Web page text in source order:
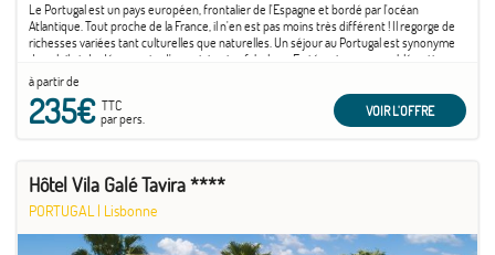
Le Portugal est un pays européen, frontalier de l'Espagne et bordé par l'océan
Atlantique. Tout proche de la France, il n'en est pas moins très différent ! Il regorge de
richesses variées tant culturelles que naturelles. Un séjour au Portugal est synonyme
de soleil et de découverte d'un patrimoine fabuleux. En témoigne son emblématique
capitale ...
à partir de
235€TTC
par pers.
VOIR L'OFFRE
Hôtel Vila Galé Tavira ****
PORTUGAL | Lisbonne